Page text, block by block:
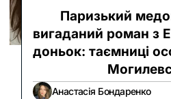
Паризький
вигаданий роман з
доньок: таємниці
Анастасія Бондаренко